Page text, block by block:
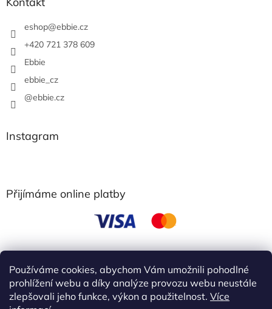
Používáme cookies, abychom Vám umožnili pohodlné
prohlížení webu a díky analýze provozu webu neustále
zlepšovali jeho funkce, výkon a použitelnost. Více
eshop@ebbie.cz
+420 721 378 609
Ebbie
ebbie_cz
@ebbie.cz
Instagram
Přijímáme online platby
obchodní podmínky